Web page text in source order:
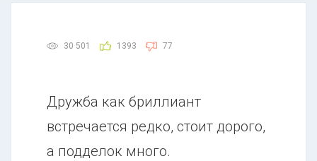
30 501 1393 77
Дружба как бриллиант
встречается редко, стоит дорого,
а подделок много.